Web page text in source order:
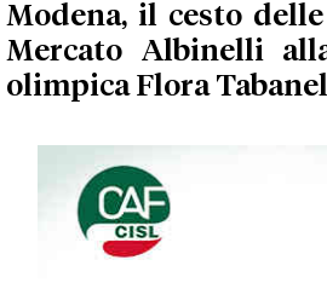
Modena, il cesto
Mercato Albinelli
olimpica Flora